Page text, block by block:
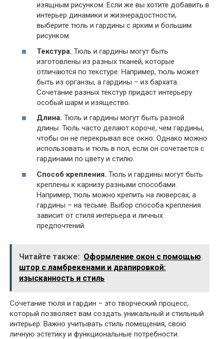
изящным рисунком. Если же вы хотите добавить в
интерьер динамики и жизнерадостности,
выберите тюль и гардины с ярким и большим
рисунком.
Текстура. Тюль и гардины могут быть
изготовлены из разных тканей, которые
отличаются по текстуре. Например, тюль может
быть из органзы, а гардины – из бархата.
Сочетание разных текстур придаст интерьеру
особый шарм и изящество.
Длина. Тюль и гардины могут быть разной
длины. Тюль часто делают короче, чем гардины,
чтобы он не перекрывал все окно. Однако можно
использовать и тюль в пол, если он сочетается с
гардинами по цвету и стилю.
Способ крепления. Тюль и гардины могут быть
креплены к карнизу разными способами.
Например, тюль можно крепить на люверсах, а
гардины – на тесьме. Выбор способа крепления
зависит от стиля интерьера и личных
предпочтений.
Читайте также: Оформление окон с помощью
штор с ламбрекенами и драпировкой:
изысканность и стиль
Сочетание тюля и гардин – это творческий процесс,
который позволяет вам создать уникальный и стильный
интерьер. Важно учитывать стиль помещения, свою
личную эстетику и функциональные потребности.